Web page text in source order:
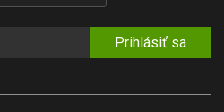
Prihlásiť sa